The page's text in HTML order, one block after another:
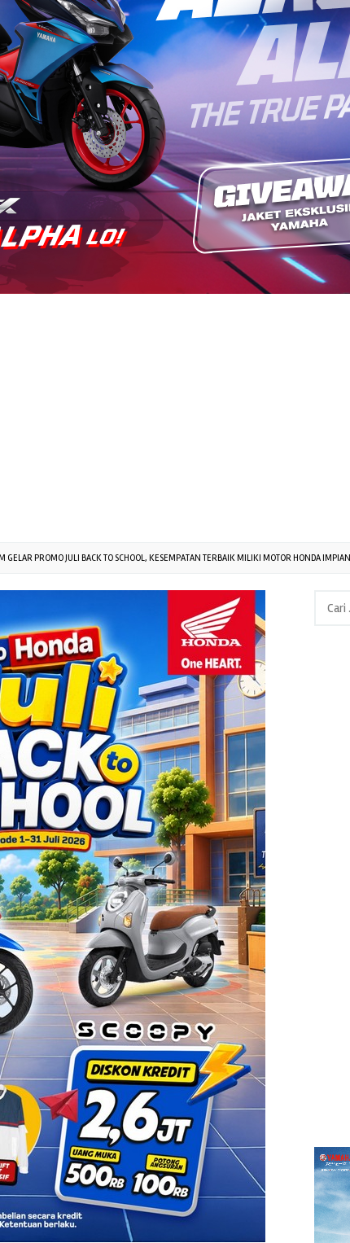
GELAR PROMO JULI BACK TO SCHOOL, KESEMPATAN TERBAIK MILIKI MOTOR HONDA IMPIAN